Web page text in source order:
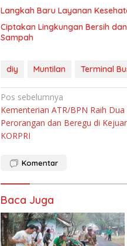
Ciptakan Lingkungan Bersih
Sampah
diy Muntilan Terminal
Navigasi
pos
Pos sebelumnya
Kementerian ATR/BPN Raih
Perorangan dan Beregu di
KORPRI
Komentar
Baca Juga